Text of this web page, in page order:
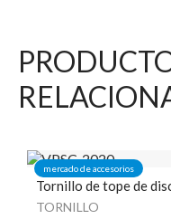
mercado de accesorios
Tornillo de tope de
TORNILLO